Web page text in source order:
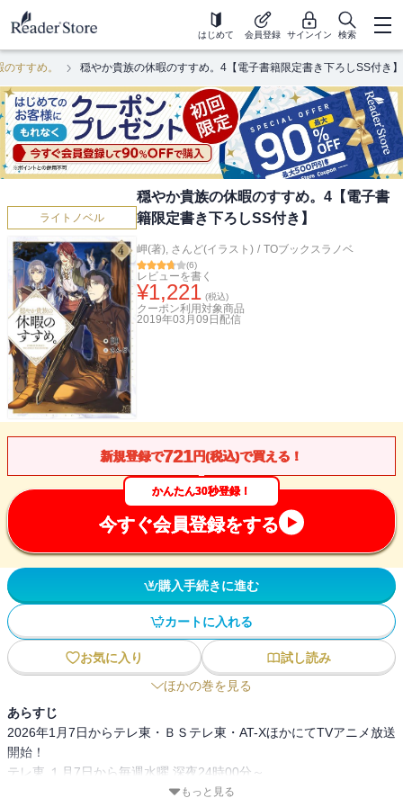
はじめて 会員登録 サインイン 検索
すすめ。 穏やか貴族の休暇のすすめ。4【電子書籍限定書き下ろしSS付き】
ライトノベル
穏やか貴族の休暇のすすめ。4【電子書
籍限定書き下ろしSS付き】
岬(著), さんど(イラスト) / TOブックスラノベ
(6)
レビューを書く
¥1,221 (税込)
クーポン利用対象商品
2019年03月09日 配信
新規登録で721 円(税込)で買える！
かんたん30秒登録！
今すぐ会員登録をする
購入手続きに進む
カートに入れる
お気に入り
試し読み
ほかの巻を見る
あらすじ
2026年1月7日からテレ東・ＢＳテレ東・AT-XほかにてTVアニメ放送
開始！
テレ東 １月7日から毎週水曜 深夜24時00分～
ＢＳテレ東 １月8日から毎週木曜 深夜24時30分～
もっと見る